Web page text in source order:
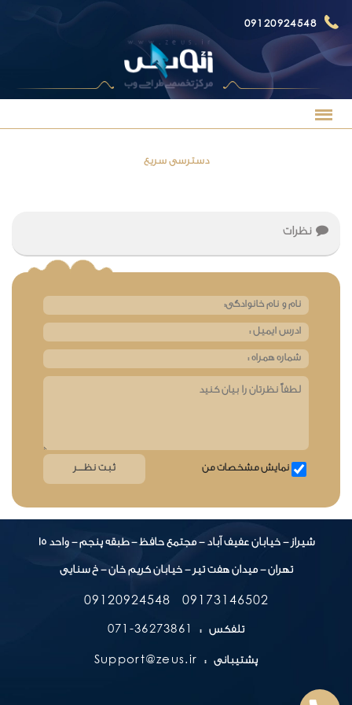
09120924548
دسترسی سریع
نظرات
نمایش مشخصات من
شیراز - خیابان عفیف آباد - مجتمع حافظ - طبقه پنجم - واحد 15
تهران - میدان هفت تیر - خیابان کریم خان - خ سنایی
09120924548 09173146502
تلفکس : 36273861-071
پشتیبانی : Support@zeus.ir